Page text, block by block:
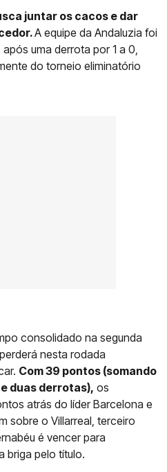
juntar os cacos e dar
A equipe da Andaluzia foi
uma derrota por 1 a 0,
do torneio eliminatório
consolidado na segunda
nesta rodada
Com 39 pontos (somando
duas derrotas), os
atrás do líder Barcelona e
sobre o Villarreal, terceiro
é vencer para
briga pelo título.